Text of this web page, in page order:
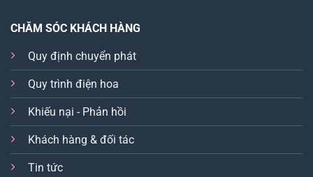
CHĂM SÓC KHÁCH HÀNG
Quy định chuyển phát
Quy trình điện hoa
Khiếu nại - Phản hồi
Khách hàng & đối tác
Tin tức